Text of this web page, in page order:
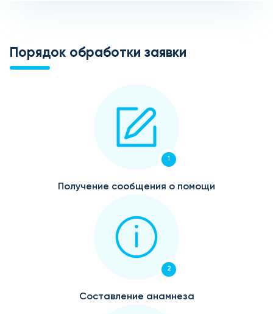
Порядок обработки заявки
1
Получение сообщения о помощи
2
Составление анамнеза